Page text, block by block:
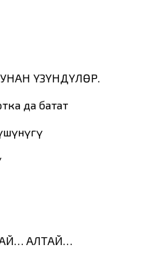
ҮЗҮНДҮЛӨР.
да батат
АЛТАЙ…